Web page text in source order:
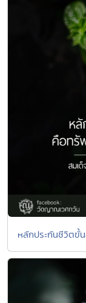
หลักประกันชีวิตขั้